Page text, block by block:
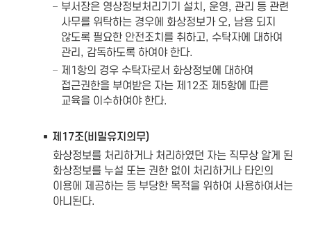
부서장은 영상정보처리기기 설치, 운영, 관리 등 관련
사무를 위탁하는 경우에 화상정보가 오, 남용 되지
않도록 필요한 안전조치를 취하고, 수탁자에 대하여
관리, 감독하도록 하여야 한다.
제1항의 경우 수탁자로서 화상정보에 대하여
접근권한을 부여받은 자는 제12조 제5항에 따른
교육을 이수하여야 한다.
제17조(비밀유지의무)
화상정보를 처리하거나 처리하였던 자는 직무상 알게 된
화상정보를 누설 또는 권한 없이 처리하거나 타인의
이용에 제공하는 등 부당한 목적을 위하여 사용하여서는
아니된다.